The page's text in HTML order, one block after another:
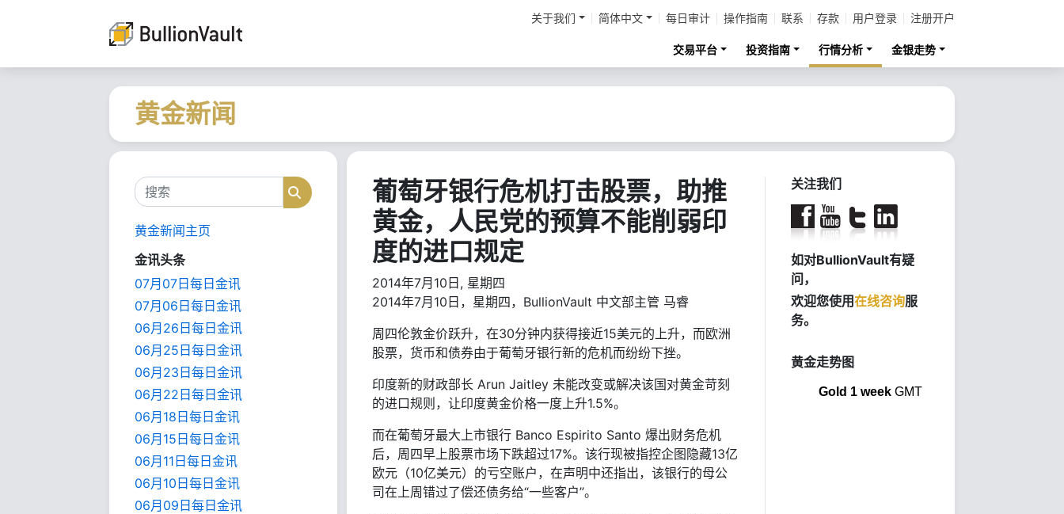
关于我们 简体中文 每日审计 操作指南 联系 存款 用户登录 注册开户
交易平台 投资指南 行情分析 金银走势
黄金新闻
搜索 搜索
黄金新闻主页
金讯头条
07月07日每日金讯
07月06日每日金讯
06月26日每日金讯
06月25日每日金讯
06月23日每日金讯
06月22日每日金讯
06月18日每日金讯
06月15日每日金讯
06月11日每日金讯
06月10日每日金讯
06月09日每日金讯
葡萄牙银行危机打击股票，助推
黄金，人民党的预算不能削弱印
度的进口规定
2014年7月10日, 星期四
2014年7月10日，星期四，BullionVault 中文部主管 马睿
周四伦敦金价跃升，在30分钟内获得接近15美元的上升，而欧洲
股票，货币和债券由于葡萄牙银行新的危机而纷纷下挫。
印度新的财政部长 Arun Jaitley 未能改变或解决该国对黄金苛刻
的进口规则，让印度黄金价格一度上升1.5%。
而在葡萄牙最大上市银行 Banco Espirito Santo 爆出财务危机
后，周四早上股票市场下跌超过17%。该行现被指控企图隐藏13亿
欧元（10亿美元）的亏空账户，在声明中还指出，该银行的母公
司在上周错过了偿还债务给“一些客户”。
关注我们
如对BullionVault有疑
问，
欢迎您使用在线咨询服
务。
黄金走势图
Gold 1 weekGMT